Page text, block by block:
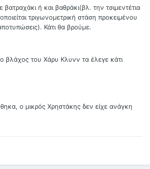
ή και βαθράκι(βλ. την τσιμεντέτια
τριγωνομετρική στάση προκειμένου
Κάτι θα βρούμε.
βλάχος του Χάρυ Κλυνν τα έλεγε κάτι
ο μικρός Χρηστάκης δεν είχε ανάγκη